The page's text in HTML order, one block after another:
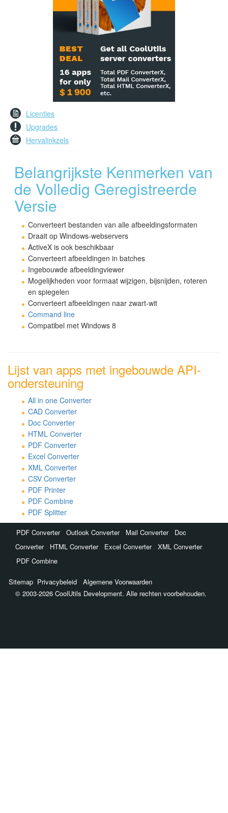
Licenties
Upgrades
Hervalinkzels
Belangrijkste Kenmerken van
de Volledig Geregistreerde
Versie
Converteert bestanden van alle afbeeldingsformaten
Draait op Windows-webservers
ActiveX is ook beschikbaar
Converteert afbeeldingen in batches
Ingebouwde afbeeldingviewer
Mogelijkheden voor formaat wijzigen, bijsnijden, roteren
en spiegelen
Converteert afbeeldingen naar zwart-wit
Command line
Compatibel met Windows 8
Lijst van apps met ingebouwde API-
ondersteuning
All in one Converter
CAD Converter
Doc Converter
HTML Converter
PDF Converter
Excel Converter
XML Converter
CSV Converter
PDF Printer
PDF Combine
PDF Splitter
PDF Converter Outlook Converter Mail Converter
Doc
Converter
HTML Converter Excel Converter XML Converter
PDF Combine
Sitemap Privacybeleid
Algemene Voorwaarden
© 2003-2026 CoolUtils Development. Alle rechten voorbehouden.